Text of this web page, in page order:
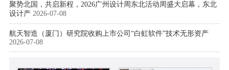
聚势北国，共启新程，2026广州设计周东北活动周盛大启幕，东北
设计产 2026-07-08
航天智造（厦门）研究院收购上市公司“白虹软件”技术无形资产
2026-07-08